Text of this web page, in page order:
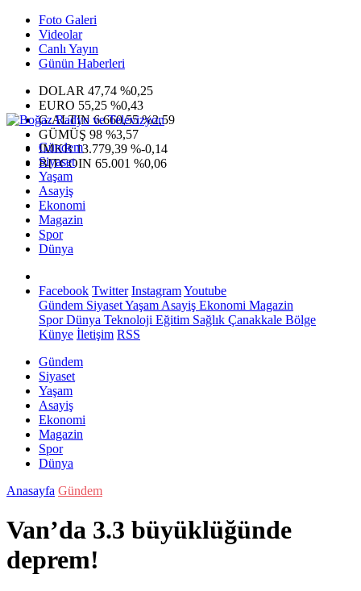
Foto Galeri
Videolar
Canlı Yayın
Günün Haberleri
DOLAR 47,74 %0,25
EURO 55,25 %0,43
G.ALTIN6.660,55 %2,59
GÜMÜŞ 98 %3,57
IMKB13.779,39 %-0,14
BITCOIN 65.001 %0,06
Gündem
Siyaset
Yaşam
Asayiş
Ekonomi
Magazin
Spor
Dünya
Facebook Twitter InstagramYoutube
Gündem SiyasetYaşam Asayiş Ekonomi Magazin
SporDünya Teknoloji Eğitim Sağlık Çanakkale Bölge
Künye İletişim RSS
Gündem
Siyaset
Yaşam
Asayiş
Ekonomi
Magazin
Spor
Dünya
Anasayfa Gündem
Van’da 3.3 büyüklüğünde
deprem!